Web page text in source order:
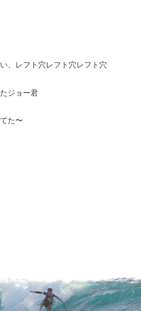
、レフト穴レフト穴レフト穴
ジョー君
た〜